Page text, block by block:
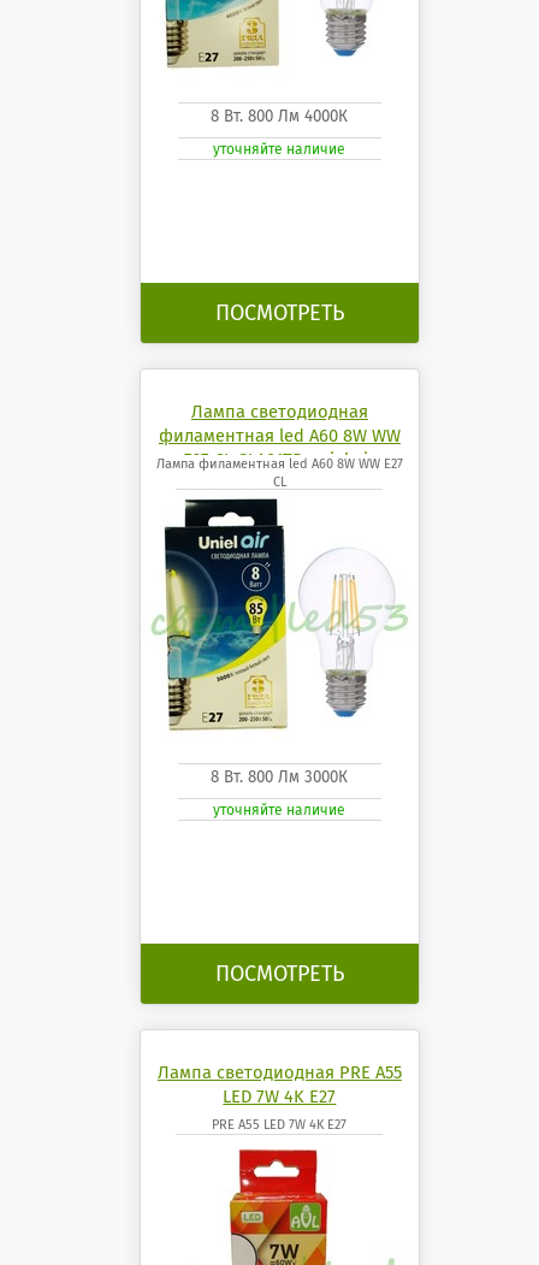
8 Вт. 800 Лм 4000К
уточняйте наличие
ПОСМОТРЕТЬ
Лампа светодиодная
филаментная led A60 8W WW
E27 CL GLA01TR uniel air
Лампа филаментная led A60 8W WW E27
CL
8 Вт. 800 Лм 3000К
уточняйте наличие
ПОСМОТРЕТЬ
Лампа светодиодная PRE A55
LED 7W 4K E27
PRE A55 LED 7W 4K E27